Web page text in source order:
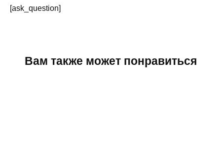
[ask_question]
Вам также может понравиться